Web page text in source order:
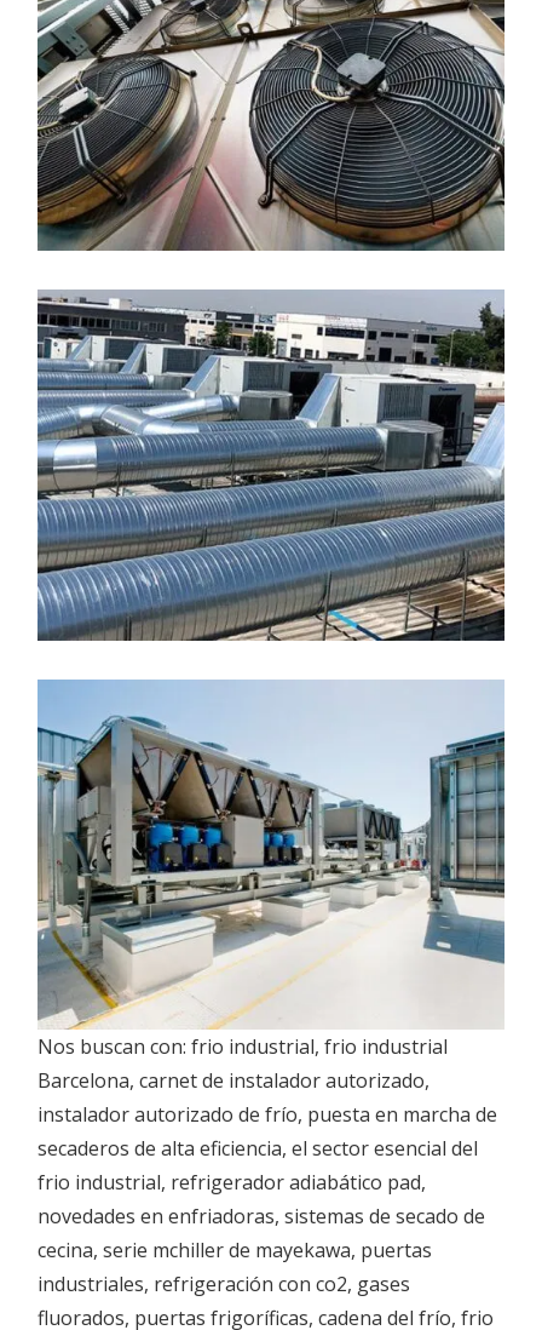
Nos buscan con: frio industrial, frio industrial
Barcelona, carnet de instalador autorizado,
instalador autorizado de frío, puesta en marcha de
secaderos de alta eficiencia, el sector esencial del
frio industrial, refrigerador adiabático pad,
novedades en enfriadoras, sistemas de secado de
cecina, serie mchiller de mayekawa, puertas
industriales, refrigeración con co2, gases
fluorados, puertas frigoríficas, cadena del frío, frio